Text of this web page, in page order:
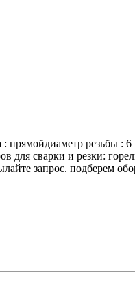
: прямойдиаметр резьбы
для сварки и резки:
запрос. подберем